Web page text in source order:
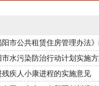
市公共租赁住房管理办法
水污染防治行动计划实施
疾人小康进程的实施意见